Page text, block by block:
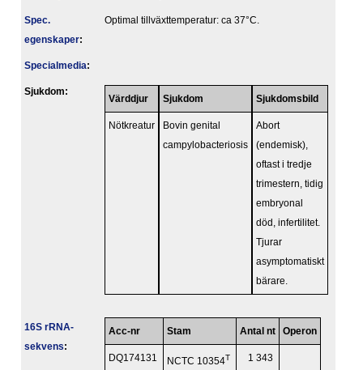
Spec.
egenskaper:
Optimal tillväxttemperatur: ca 37°C.
Specialmedia:
Sjukdom:
Värddjur Sjukdom Sjukdomsbild
Nötkreatur
Bovin genital
campylobacteriosis
Abort
(endemisk),
oftast i tredje
trimestern, tidig
embryonal
död, infertilitet.
Tjurar
asymptomatiskt
bärare.
16S rRNA-
sekvens:
Acc-nr Stam Antal nt Operon
DQ174131 NCTC 10354T 1 343